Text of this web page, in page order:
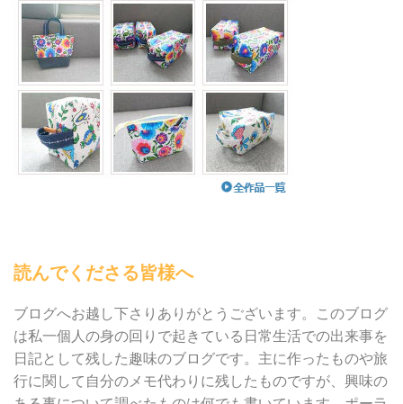
読んでくださる皆様へ
ブログへお越し下さりありがとうございます。このブログ
は私一個人の身の回りで起きている日常生活での出来事を
日記として残した趣味のブログです。主に作ったものや旅
行に関して自分のメモ代わりに残したものですが、興味の